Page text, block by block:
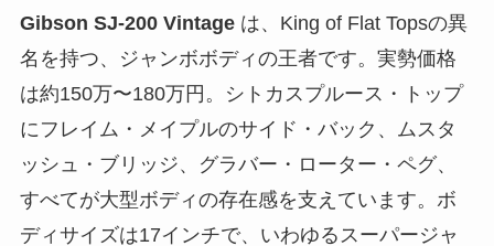
Gibson SJ-200 Vintageは、King of Flat Topsの異
名を持つ、ジャンボボディの王者です。実勢価格
は約150万〜180万円。シトカスプルース・トップ
にフレイム・メイプルのサイド・バック、ムスタ
ッシュ・ブリッジ、グラバー・ローター・ペグ、
すべてが大型ボディの存在感を支えています。ボ
ディサイズは17インチで、いわゆるスーパージャ